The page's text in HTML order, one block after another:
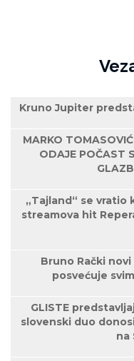
Kruno Jupiter
MARKO
ODAJE POČAST
„Tajland“ se vratio
streamova hit
Bruno Rački
posvećuje
GLISTE
slovenski duo
na